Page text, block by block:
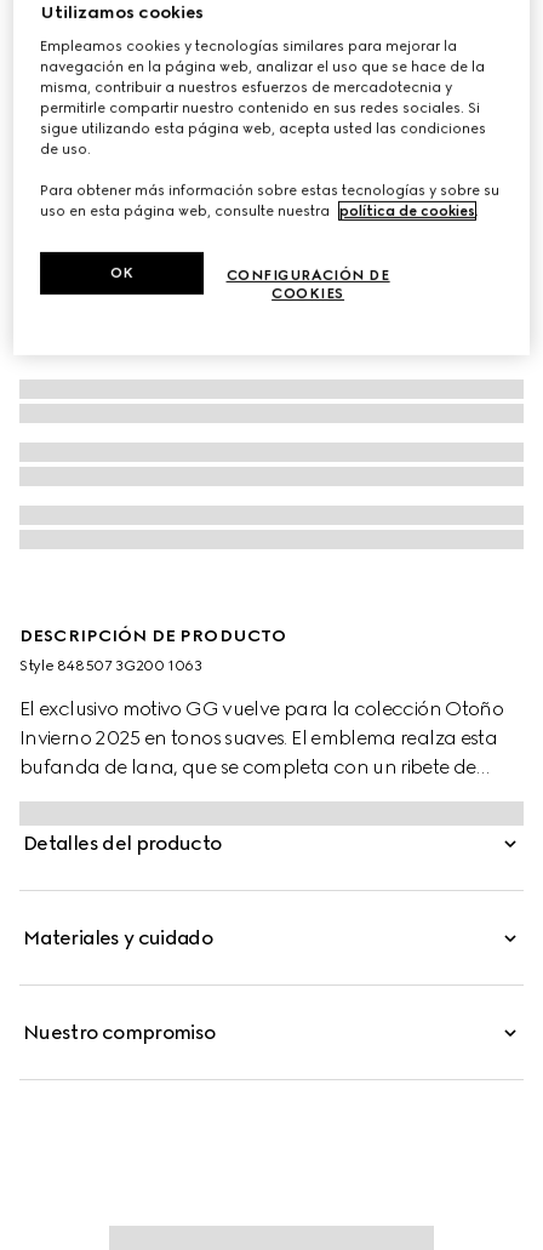
Bufanda de lana con GG
€ 390
Variacionesnegro y gris claro
DESCRIPCIÓN DE PRODUCTO
Style ‎848507 3G200 1063
El exclusivo motivo GG vuelve para la colección Otoño
Invierno 2025 en tonos suaves. El emblema realza esta
bufanda de lana, que se completa con un ribete de
flecos.
Detalles del producto
Materiales y cuidado
Nuestro compromiso
Utilizamos cookies
Empleamos cookies y tecnologías similares para mejorar la
navegación en la página web, analizar el uso que se hace de la
misma, contribuir a nuestros esfuerzos de mercadotecnia y
permitirle compartir nuestro contenido en sus redes sociales. Si
sigue utilizando esta página web, acepta usted las condiciones
de uso.
Para obtener más información sobre estas tecnologías y sobre su
uso en esta página web, consulte nuestra
política de cookies
CONFIGURACIÓN DE
COOKIES
OK